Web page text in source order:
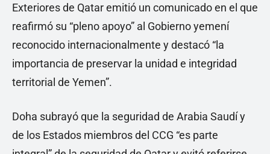
Exteriores de Qatar emitió un comunicado en el que
reafirmó su “pleno apoyo” al Gobierno yemení
reconocido internacionalmente y destacó “la
importancia de preservar la unidad e integridad
territorial de Yemen”.
Doha subrayó que la seguridad de Arabia Saudí y
de los Estados miembros del CCG “es parte